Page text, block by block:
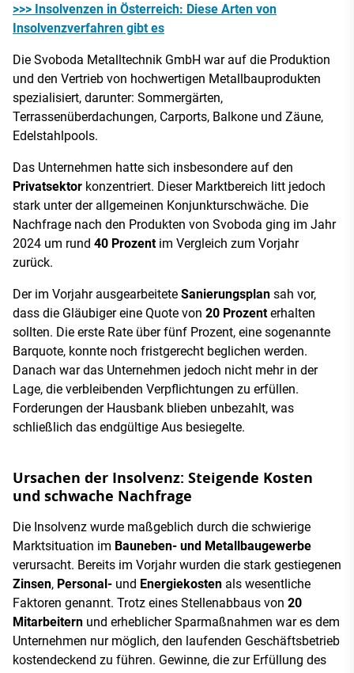
>>> Insolvenzen in Österreich: Diese Arten von
Insolvenzverfahren gibt es
Die Svoboda Metalltechnik GmbH war auf die Produktion
und den Vertrieb von hochwertigen Metallbauprodukten
spezialisiert, darunter: Sommergärten,
Terrassenüberdachungen, Carports, Balkone und Zäune,
Edelstahlpools.
Das Unternehmen hatte sich insbesondere auf den
Privatsektor konzentriert. Dieser Marktbereich litt jedoch
stark unter der allgemeinen Konjunkturschwäche. Die
Nachfrage nach den Produkten von Svoboda ging im Jahr
2024 um rund 40 Prozentim Vergleich zum Vorjahr
zurück.
Der im Vorjahr ausgearbeitete Sanierungsplan sah vor,
dass die Gläubiger eine Quote von 20 Prozenterhalten
sollten. Die erste Rate über fünf Prozent, eine sogenannte
Barquote, konnte noch fristgerecht beglichen werden.
Danach war das Unternehmen jedoch nicht mehr in der
Lage, die verbleibenden Verpflichtungen zu erfüllen.
Forderungen der Hausbank blieben unbezahlt, was
schließlich das endgültige Aus besiegelte.
Ursachen der Insolvenz: Steigende Kosten
und schwache Nachfrage
Die Insolvenz wurde maßgeblich durch die schwierige
Marktsituation im Bauneben- und Metallbaugewerbe
verursacht. Bereits im Vorjahr wurden die stark gestiegenen
Zinsen, Personal- und Energiekosten als wesentliche
Faktoren genannt. Trotz eines Stellenabbaus von 20
Mitarbeitern und erheblicher Sparmaßnahmen war es dem
Unternehmen nur möglich, den laufenden Geschäftsbetrieb
kostendeckend zu führen. Gewinne, die zur Erfüllung des